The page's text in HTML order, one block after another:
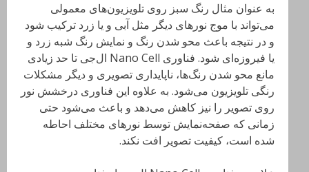
به عنوان مثال رنگ سبز روی تلویزیون‌های معمولی
می‌تواند با موج نورهای دیگر مثل آبی و یا زرد ترکیب شود
و در نتیجه باعث محو شدن رنگ و نمایش رنگ شبه زرد و
یا فیروزه‌ای شود. فناوری Nano Cell ال‌جی تا حد زیادی
مانع محو شدن رنگ‌ها، ناپایداری تصویری و دیگر مشکلات
رنگی تلویزیون می‌شود. به علاوه این فناوری درخشش نور
روی تصویر را نیز کاهش می‌دهد و باعث می‌شود حتی
زمانی که صفحه‌نمایش توسط نورهای مختلف احاطه
شده است، کیفیت تصویر افت نکند.